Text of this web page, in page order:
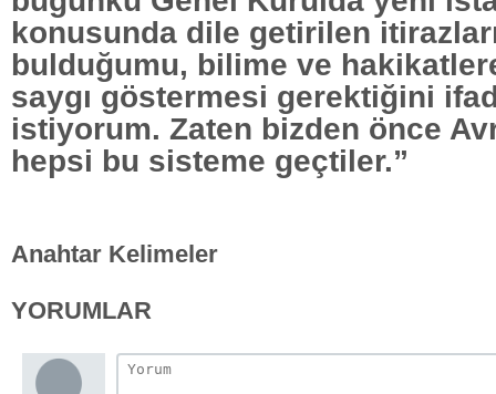
konusunda dile getirilen
bulduğumu, bilime ve
saygı göstermesi gerektiğini
istiyorum. Zaten bizden önce
hepsi bu sisteme geçtiler.”
Anahtar Kelimeler
YORUMLAR